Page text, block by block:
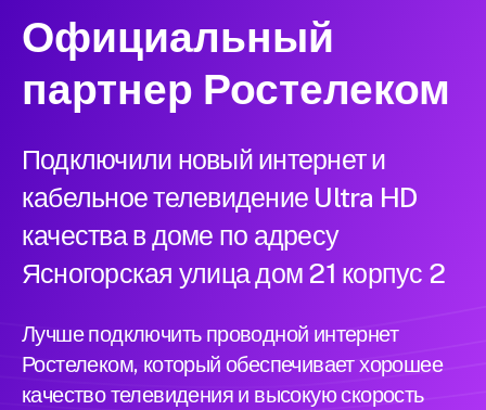
Официальный
партнер Ростелеком
Подключили новый интернет и
кабельное телевидение Ultra HD
качества в доме по адресу
Ясногорская улица дом 21 корпус 2
Лучше подключить проводной интернет
Ростелеком, который обеспечивает хорошее
качество телевидения и высокую скорость